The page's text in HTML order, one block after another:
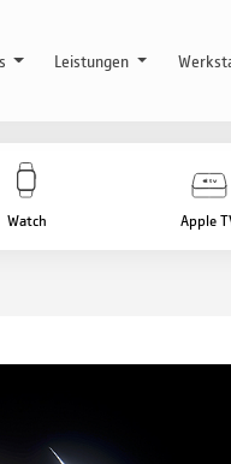
Leistungen
Watch Apple